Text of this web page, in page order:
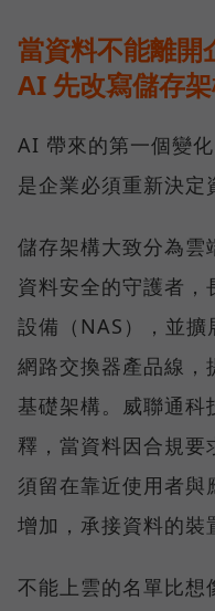
當資料不能離開
AI 先改寫儲存
AI 帶來的第一個變
是企業必須重新決定
儲存架構大致分為
資料安全的守護者
設備（NAS），並
網路交換器產品線，
基礎架構。威聯通
釋，當資料因合規要
須留在靠近使用者與
增加，承接資料的裝
不能上雲的名單比想